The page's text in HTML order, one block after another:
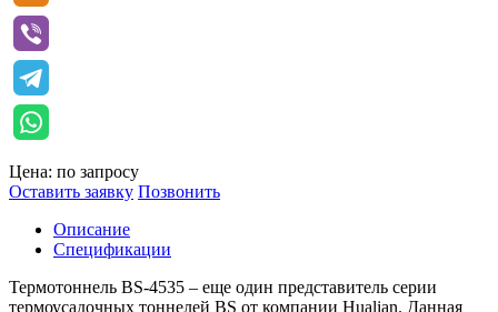
Цена: по запросу
Оставить заявку Позвонить
Описание
Спецификации
Термотоннель BS-4535 – еще один представитель серии
термоусадочных тоннелей BS от компании Hualian. Данная